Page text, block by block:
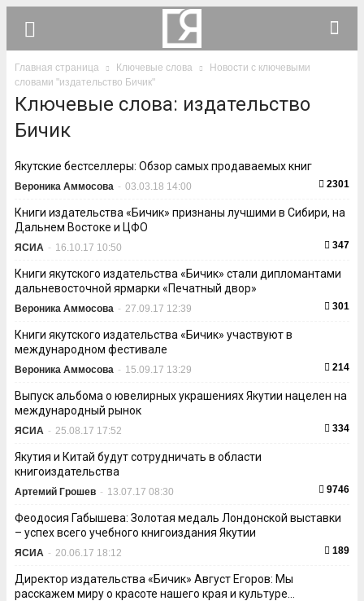
Главная страница Ключевые слова
Новости с ключевыми
словами "издательство Бичик"
Ключевые слова: издательство
Бичик
Якутские бестселлеры: Обзор самых продаваемых книг
Вероника Аммосова - 03.03.18 14:00 2301
Книги издательства «Бичик» признаны лучшими в Сибири, на
Дальнем Востоке и ЦФО
ЯСИА - 16.10.17 10:50 347
Книги якутского издательства «Бичик» стали дипломантами
дальневосточной ярмарки «Печатный двор»
Вероника Аммосова - 27.09.17 12:39 301
Книги якутского издательства «Бичик» участвуют в
международном фестивале
Вероника Аммосова - 15.09.17 13:29 214
Выпуск альбома о ювелирных украшениях Якутии нацелен на
международный рынок
ЯСИА - 25.08.17 17:52 334
Якутия и Китай будут сотрудничать в области
книгоиздательства
Артемий Грошев - 13.07.17 08:30 9746
Феодосия Габышева: Золотая медаль Лондонской выставки
– успех всего учебного книгоиздания Якутии
ЯСИА - 20.06.17 18:12 189
Директор издательства «Бичик» Август Егоров: Мы
расскажем миру о красоте нашего края и культуре...